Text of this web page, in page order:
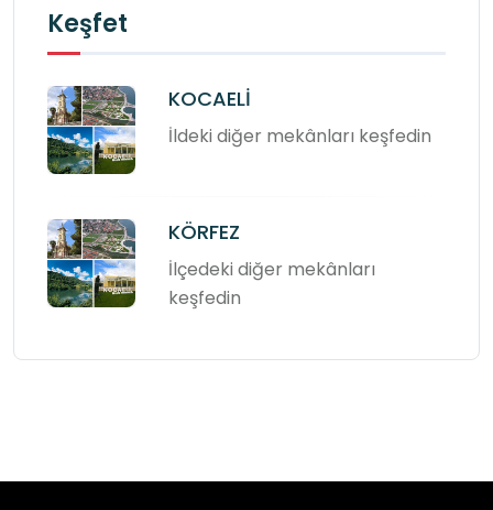
Keşfet
KOCAELİ
İldeki diğer mekânları keşfedin
KÖRFEZ
İlçedeki diğer mekânları
keşfedin